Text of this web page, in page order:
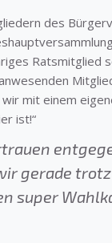
des
Ratsmitglied
mit einem
ist!“
gerade
super